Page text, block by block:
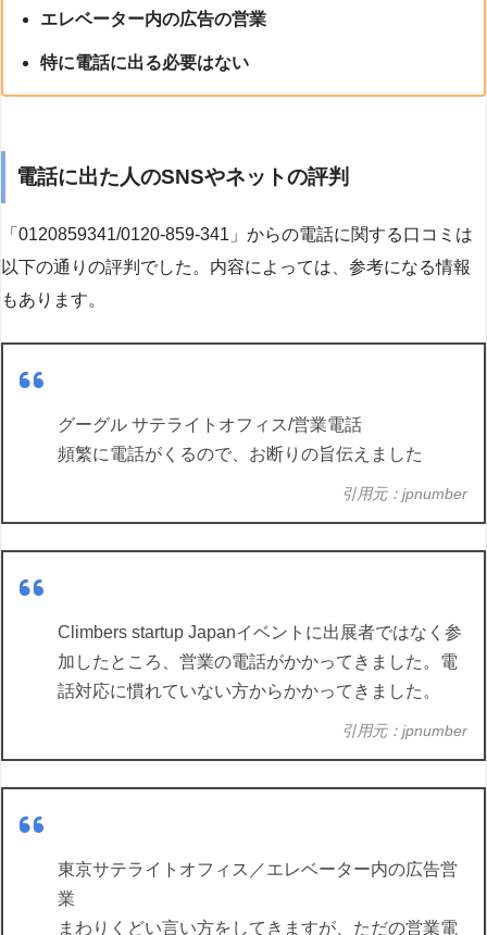
エレベーター内の広告の営業
特に電話に出る必要はない
電話に出た人のSNSやネットの評判
「0120859341/0120-859-341」からの電話に関する口コミは
以下の通りの評判でした。内容によっては、参考になる情報
もあります。
グーグル サテライトオフィス/営業電話
頻繁に電話がくるので、お断りの旨伝えました
引用元：jpnumber
Climbers startup Japanイベントに出展者ではなく参
加したところ、営業の電話がかかってきました。電
話対応に慣れていない方からかかってきました。
引用元：jpnumber
東京サテライトオフィス／エレベーター内の広告営
業
まわりくどい言い方をしてきますが、ただの営業電